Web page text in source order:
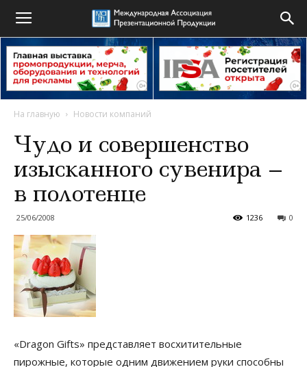
На главную Новости компаний
Чудо и совершенство
изысканного сувенира –
в полотенце
25/06/2008 0
1236
«Dragon Gifts» представляет восхитительные
пирожные, которые одним движением руки способны